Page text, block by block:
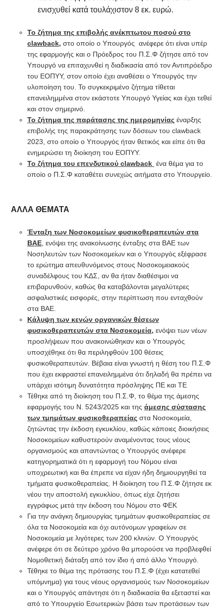
ενισχυθεί κατά τουλάχιστον 8 εκ. ευρώ.
Το ζήτημα της επιβολής ανέκπτωτου ποσού στο
clawback, στο οποίο ο Υπουργός ανέφερε ότι είναι υπέρ
της εφαρμογής και ο Πρόεδρος του Π.Σ.Φ ζήτησε από τον
Υπουργό να επιταχυνθεί η διαδικασία από τον Αντιπρόεδρο
του ΕΟΠΥΥ, στον οποίο έχει αναθέσει ο Υπουργός την
υλοποίηση του. Το συγκεκριμένο ζήτημα τίθεται
επανειλημμένα στον εκάστοτε Υπουργό Υγείας και έχει τεθεί
και στον σημερινό.
Το ζήτημα της παράτασης της ημερομηνίας έναρξης
επιβολής της παρακράτησης των δόσεων του clawback
2023, στο οποίο ο Υπουργός ήταν θετικός και είπε ότι θα
ενημερώσει τη διοίκηση του ΕΟΠΥΥ.
Το ζήτημα του επενδυτικού clawback ένα θέμα για το
οποίο ο Π.Σ.Φ καταθέτει συνεχώς αιτήματα στο Υπουργείο.
ΑΛΛΑ ΘΕΜΑΤΑ
Ένταξη των Νοσοκομείων φυσικοθεραπευτών στα
ΒΑΕ , ενόψει της ανακοίνωσης ένταξης στα ΒΑΕ των
Νοσηλευτών των Νοσοκομείων και ο Υπουργός εξέφρασε
το ερώτημα απευθυνόμενος στους Νοσοκομειακούς
συναδέλφους του ΚΔΣ, αν θα ήταν διαθέσιμοι να
επιβαρυνθούν, καθώς θα καταβάλονται μεγαλύτερες
ασφαλιστικές εισφορές, στην περίπτωση που ενταχθούν
στα ΒΑΕ.
Κάλυψη των κενών οργανικών θέσεων
φυσικοθεραπευτών στα Νοσοκομεία, ενόψει των νέων
προσλήψεων που ανακοινώθηκαν και ο Υπουργός
υποσχέθηκε ότι θα περιληφθούν 100 θέσεις
φυσικοθεραπευτών. Βέβαια είναι γνωστή η θέση του Π.Σ.Φ
που έχει εκφραστεί επανειλημμένα ότι δηλαδή θα πρέπει να
υπάρχει ισότιμη δυνατότητα πρόσληψης ΠΕ και ΤΕ
Τέθηκε από τη διοίκηση του Π.Σ.Φ, το θέμα της άμεσης
εφαρμογής του Ν. 5243/2025 και της άμεσης σύστασης
των τμημάτων φυσικοθεραπείας στα Νοσοκομεία,
ζητώντας την έκδοση εγκυκλίου, καθώς κάποιες διοικήσεις
Νοσοκομείων καθυστερούν αναμένοντας τους νέους
οργανισμούς και απαντώντας ο Υπουργός ανέφερε
κατηγορηματικά ότι η εφαρμογή του Νόμου είναι
υποχρεωτική και θα έπρεπε να είχαν ήδη δημιουργηθεί τα
τμήματα φυσικοθεραπείας. Η διοίκηση του Π.Σ.Φ ζήτησε εκ
νέου την αποστολή εγκυκλίου, όπως είχε ζητήσει
εγγράφως μετά την έκδοση του Νόμου στο ΦΕΚ
Για την ανάγκη δημιουργίας τμημάτων φυσικοθεραπείας σε
όλα τα Νοσοκομεία και όχι αυτόνομων γραφείων σε
Νοσοκομεία με λιγότερες των 200 κλινών. Ο Υπουργός
ανέφερε ότι σε δεύτερο χρόνο θα μπορούσε να προβλεφθεί
Νομοθετική διάταξη από τον ίδιο ή από άλλο Υπουργό.
Τέθηκε το θέμα της πρότασης του Π.Σ.Φ (έχει κατατεθεί
υπόμνημα) για τους νέους οργανισμούς των Νοσοκομείων
και ο Υπουργός απάντησε ότι η διαδικασία θα εξεταστεί και
από το Υπουργείο Εσωτερικών βάσει των προτάσεων των